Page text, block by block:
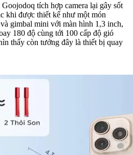
tích hợp camera lại gây sốt
khi được thiết kế như một món
gimbal mini với màn hình 1,3 inch,
180 độ cùng tới 100 cấp độ gió
thấy còn tưởng đây là thiết bị quay